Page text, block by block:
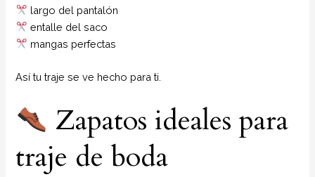
largo del pantalón
entalle del saco
mangas perfectas
Así tu traje se ve hecho para ti.
Zapatos ideales para
traje de boda